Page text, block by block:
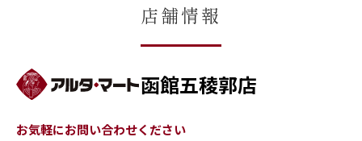
店舗情報
函館五稜郭店
お気軽にお問い合わせください